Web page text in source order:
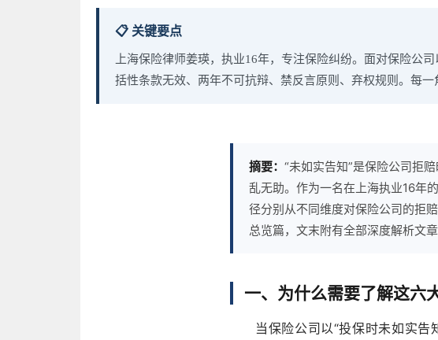
📋 关键要点
上海保险律师姜瑛，执业16年，专注保险纠纷。面对保险公
括性条款无效、两年不可抗辩、禁反言原则、弃权规则。每
摘要： “未如实告知”是保险公司拒
乱无助。作为一名在上海执业16年的
径分别从不同维度对保险公司的拒
总览篇，文末附有全部深度解析文章
一、为什么需要了解这六
当保险公司以“投保时未如实